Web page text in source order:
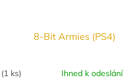
(1 ks)
8-Bit Armies (PS4)
Ihned k odeslání